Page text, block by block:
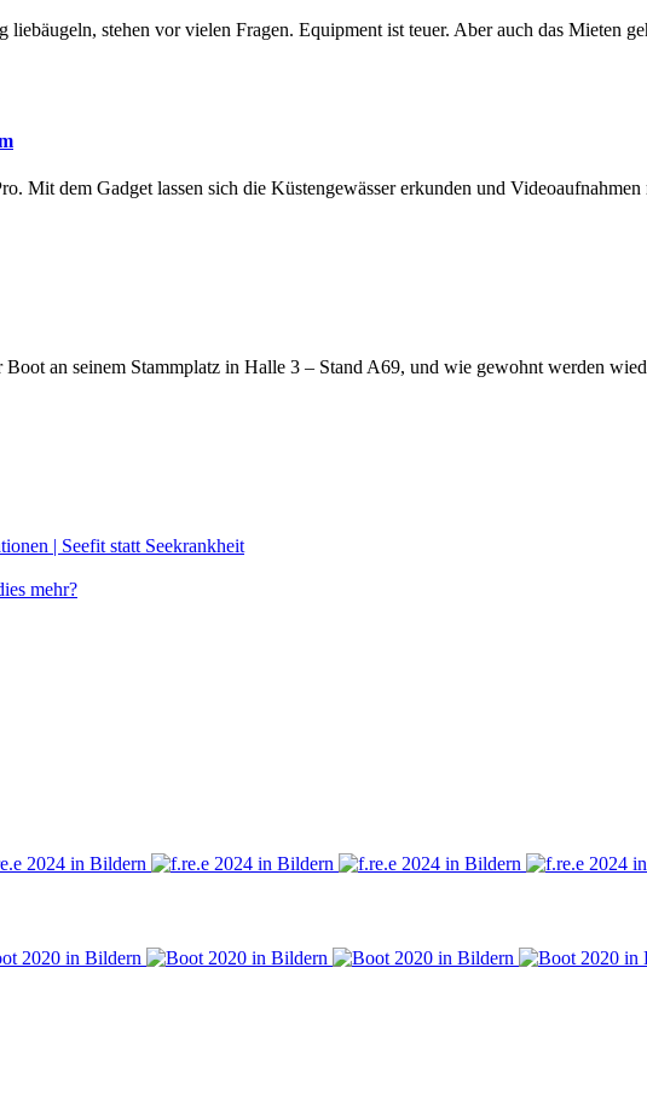
stehen vor vielen Fragen. Equipment ist teuer. Aber auch das Mieten
Mit dem Gadget lassen sich die Küstengewässer erkunden und
an seinem Stammplatz in Halle 3 – Stand A69, und wie gewohnt werden
| Seefit statt Seekrankheit
mehr?